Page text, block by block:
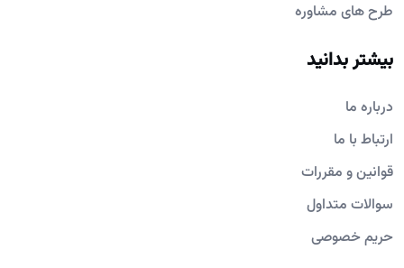
طرح های مشاوره
بیشتر بدانید
درباره ما
ارتباط با ما
قوانین و مقررات
سوالات متداول
حریم خصوصی